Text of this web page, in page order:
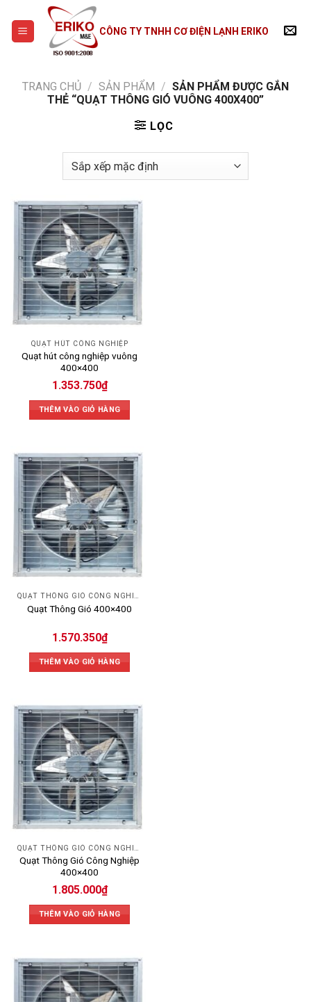
content
CÔNG TY TNHH CƠ ĐIỆN LẠNH ERIKO
TRANG CHỦ / SẢN PHẨM / SẢN PHẨM ĐƯỢC GẮN
THẺ “QUẠT THÔNG GIÓ VUÔNG 400X400”
LỌC
QUẠT HÚT CÔNG NGHIỆP
Quạt hút công nghiệp vuông
400×400
1.353.750₫
THÊM VÀO GIỎ HÀNG
Quạt Thông Gió 400×400
1.570.350₫
THÊM VÀO GIỎ HÀNG
QUẠT THÔNG GIÓ CÔNG NGHIỆP
Quạt Thông Gió Công Nghiệp
400×400
1.805.000₫
THÊM VÀO GIỎ HÀNG